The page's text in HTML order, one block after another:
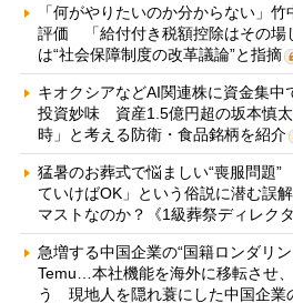
「何がやりたいのか分からない」
評価 「給付付き税額控除はその場
は“社会保障制度の改革議論”と指摘
キオクシアなどAI関連株に資金集中
投資妙味 資産1.5億円超の坂本慎
時」と考える防衛・食品銘柄を紹介
猛暑のお葬式で悩ましい“喪服問題
ていけばOK」という俗説に潜む誤
マストなのか？《1級葬祭ディレクタ
急増する中国企業の“国籍ロンダリ
Temu…本社機能を海外に移転させ
う 現地人を隠れ蓑にした中国企業